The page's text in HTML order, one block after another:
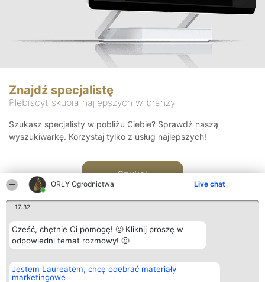
ORŁY Ogrodnictwa Live chat
17:32
Cześć, chętnie Ci pomogę! 🙂 Kliknij proszę w
odpowiedni temat rozmowy! 🙂
Jestem Laureatem, chcę odebrać materiały
marketingowe
Znajdź specjalistę
Plebiscyt skupia najlepszych w branży
Szukasz specjalisty w pobliżu Ciebie? Sprawdź naszą
wyszukiwarkę. Korzystaj tylko z usług najlepszych!
Szukaj
Organizator plebiscytu
Bright Side Solutions sp. z o.
o. sp. k.
Plebiscyt
Laureaci
Kontakt
Kontakt